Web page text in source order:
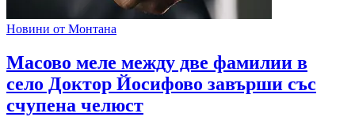
Новини от Монтана
Масово меле между две фамилии в
село Доктор Йосифово завърши със
счупена челюст